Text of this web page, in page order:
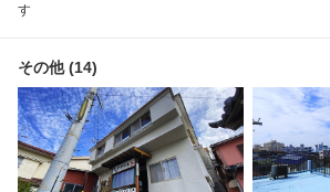
す
その他 (14)